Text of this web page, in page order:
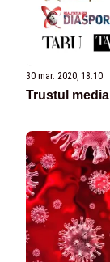
30 mar. 2020, 18:10
Trustul